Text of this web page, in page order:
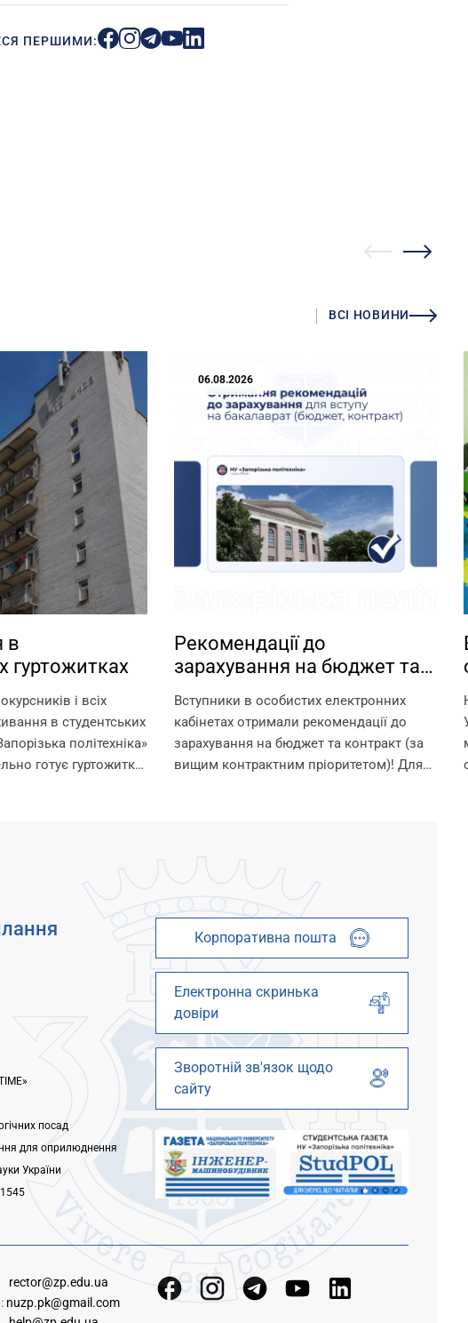
ПЕРШИМИ:
ВСІ НОВИНИ
в
гуртожитках
і всіх
в студентських
політехніка»
готує гуртожитки
06.08.2026
Рекомендації до
зарахування на бюджет та
контракт
Вступники в особистих електронних
кабінетах отримали рекомендації до
зарахування на бюджет та контракт (за
вищим контрактним пріоритетом)! Для
посад
для оприлюднення
України
Корпоративна пошта
Електронна скринька
довіри
Зворотній зв'язок щодо
сайту
rector@zp.edu.ua
nuzp.pk@gmail.com